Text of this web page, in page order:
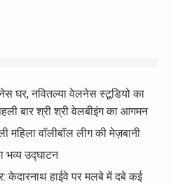
घर, नवितल्या वेलनेस स्टूडियो का
बार श्री श्री वेलबीइंग का आगमन
वॉलीबॉल लीग की मेज़बानी
भव्य उद्घाटन
केदारनाथ हाईवे पर मलबे में दबे कई